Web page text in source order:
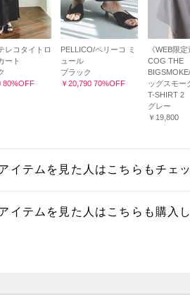
レコタイトロ
ート
80%OFF
PELLICO/ペリーコ ミ
ュール
ブラック
￥20,790 70%OFF
《WEB限定
COG THE
ッグスモー
T-SHIRT 2
グレー
￥19,800
イテムを見た人はこちらもチェ
イテムを見た人はこちらも購入